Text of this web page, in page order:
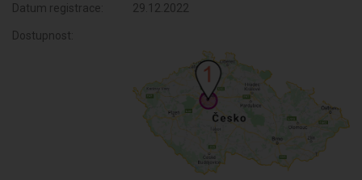
Datum registrace: 29.12.2022
Dostupnost: